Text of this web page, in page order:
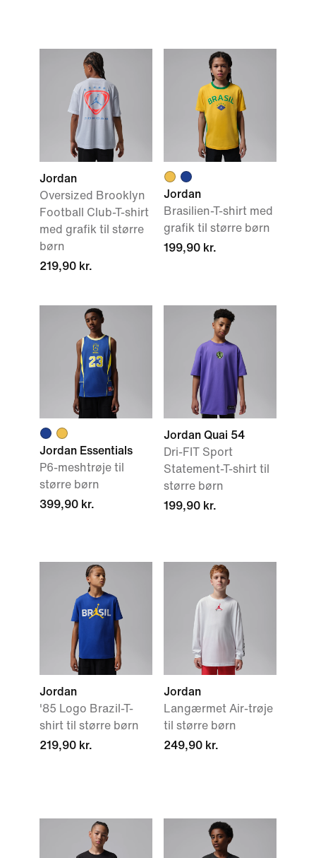
Jordan
Oversized Brooklyn
Football Club-T-shirt
med grafik til større
børn
219,90 kr.
Jordan
Brasilien-T-shirt med
grafik til større børn
199,90 kr.
Jordan Essentials
P6-meshtrøje til
større børn
399,90 kr.
Jordan Quai 54
Dri-FIT Sport
Statement-T-shirt til
større børn
199,90 kr.
Jordan
'85 Logo Brazil-T-
shirt til større børn
219,90 kr.
Jordan
Langærmet Air-trøje
til større børn
249,90 kr.